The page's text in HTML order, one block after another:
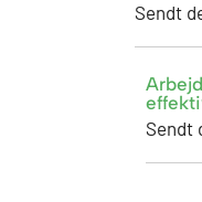
Sendt
Sendt